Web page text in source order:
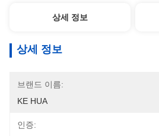
상세 정보
상세 정보
브랜드 이름:
KE HUA
인증: